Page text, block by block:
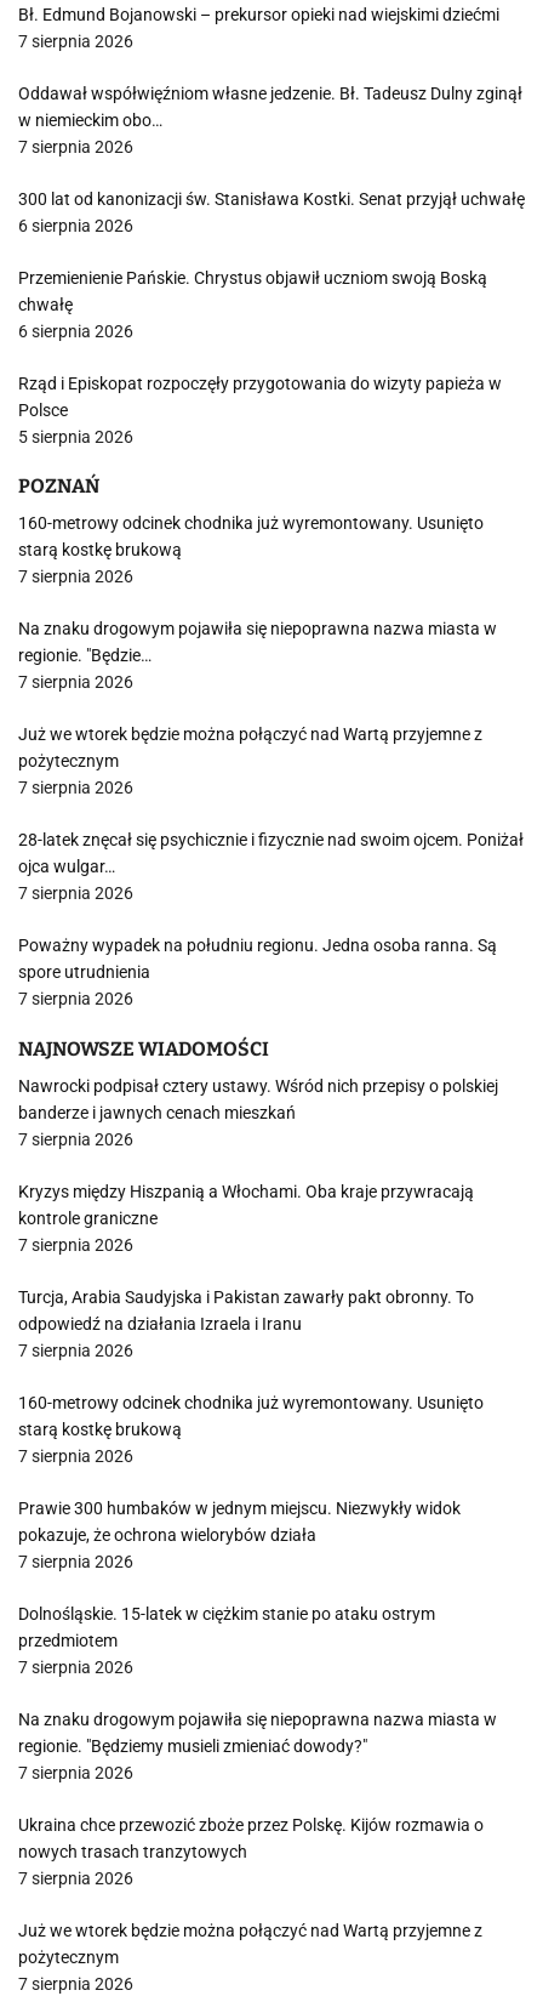
Bł. Edmund Bojanowski – prekursor opieki nad wiejskimi dziećmi
7 sierpnia 2026
Oddawał współwięźniom własne jedzenie. Bł. Tadeusz Dulny zginął
w niemieckim obo…
7 sierpnia 2026
300 lat od kanonizacji św. Stanisława Kostki. Senat przyjął uchwałę
6 sierpnia 2026
Przemienienie Pańskie. Chrystus objawił uczniom swoją Boską
chwałę
6 sierpnia 2026
Rząd i Episkopat rozpoczęły przygotowania do wizyty papieża w
Polsce
5 sierpnia 2026
POZNAŃ
160-metrowy odcinek chodnika już wyremontowany. Usunięto
starą kostkę brukową
7 sierpnia 2026
Na znaku drogowym pojawiła się niepoprawna nazwa miasta w
regionie. "Będzie…
7 sierpnia 2026
Już we wtorek będzie można połączyć nad Wartą przyjemne z
pożytecznym
7 sierpnia 2026
28-latek znęcał się psychicznie i fizycznie nad swoim ojcem. Poniżał
ojca wulgar…
7 sierpnia 2026
Poważny wypadek na południu regionu. Jedna osoba ranna. Są
spore utrudnienia
7 sierpnia 2026
NAJNOWSZE WIADOMOŚCI
Nawrocki podpisał cztery ustawy. Wśród nich przepisy o polskiej
banderze i jawnych cenach mieszkań
7 sierpnia 2026
Kryzys między Hiszpanią a Włochami. Oba kraje przywracają
kontrole graniczne
7 sierpnia 2026
Turcja, Arabia Saudyjska i Pakistan zawarły pakt obronny. To
odpowiedź na działania Izraela i Iranu
7 sierpnia 2026
160-metrowy odcinek chodnika już wyremontowany. Usunięto
starą kostkę brukową
7 sierpnia 2026
Prawie 300 humbaków w jednym miejscu. Niezwykły widok
pokazuje, że ochrona wielorybów działa
7 sierpnia 2026
Dolnośląskie. 15-latek w ciężkim stanie po ataku ostrym
przedmiotem
7 sierpnia 2026
Na znaku drogowym pojawiła się niepoprawna nazwa miasta w
regionie. "Będziemy musieli zmieniać dowody?"
7 sierpnia 2026
Ukraina chce przewozić zboże przez Polskę. Kijów rozmawia o
nowych trasach tranzytowych
7 sierpnia 2026
Już we wtorek będzie można połączyć nad Wartą przyjemne z
pożytecznym
7 sierpnia 2026